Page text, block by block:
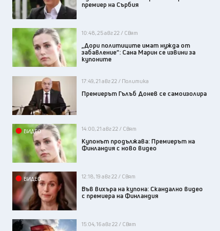
премиер на Сърбия
10:48, 25 авг 22 / Свят
„Дори политиците имат нужда от
забавление“: Сана Марин се извини за
купоните
17:49, 21 авг 22 / Политика
Премиерът Гълъб Донев се самоизолира
ВИДЕО 14:00, 21 авг 22 / Свят
Купонът продължава: Премиерът на
Финландия с ново видео
ВИДЕО 12:18, 19 авг 22 / Свят
Във вихъра на купона: Скандално видео
с премиера на Финландия
15:04, 16 авг 22 / Свят